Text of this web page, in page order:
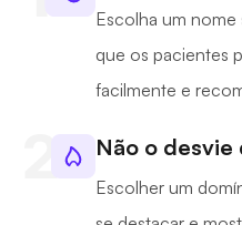
Escolha um nome
que os pacientes
facilmente e
Não o desvie
Escolher um